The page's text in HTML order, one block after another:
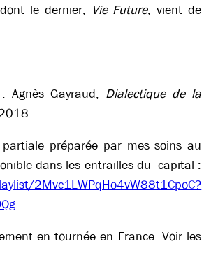
le dernier, Vie Future, vient de
Agnès Gayraud, Dialectique de la
préparée par mes soins au
dans les entrailles du capital :
2Mvc1LWPqHo4vW88t1CpoC?
en tournée en France. Voir les